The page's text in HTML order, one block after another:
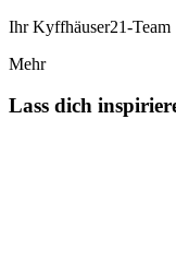
Ihr Kyffhäuser21-Team
Mehr
Lass dich